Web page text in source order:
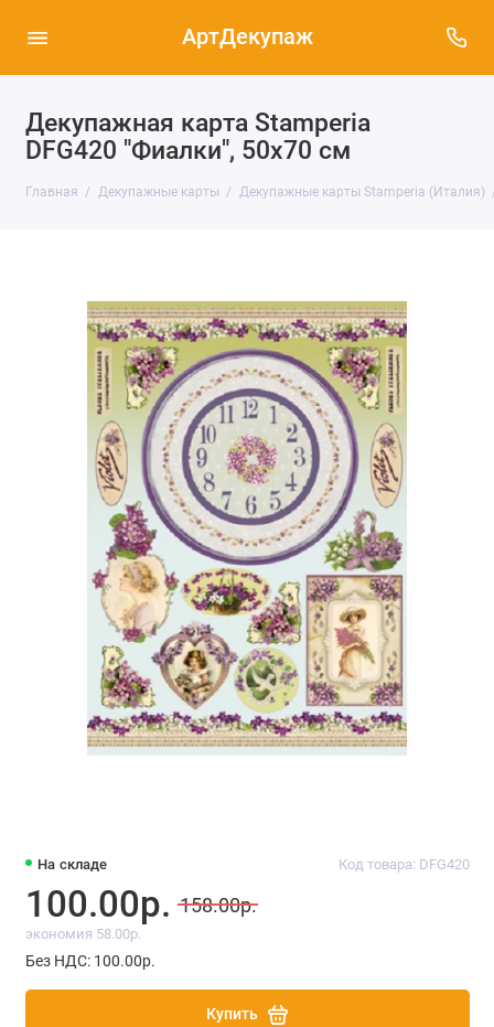
АртДекупаж
Декупажная карта Stamperia
DFG420 "Фиалки", 50х70 см
Главная Декупажные карты Декупажные карты Stamperia (Италия)
На складе Код товара: DFG420
100.00р. 158.00р.
экономия 58.00р.
Без НДС: 100.00р.
Купить